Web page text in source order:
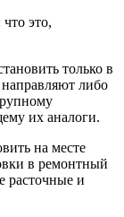
это,
только в
либо
их аналоги.
на месте
в ремонтный
расточные и